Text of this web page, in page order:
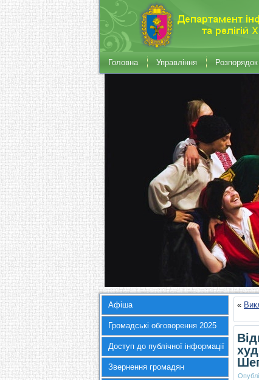
Головна Управління
Афіша
Громадські обговорення 2025
Доступ до публічної інформації
Звернення громадян
«